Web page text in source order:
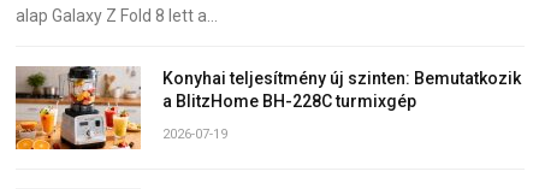
alap Galaxy Z Fold 8 lett a…
Konyhai teljesítmény új szinten: Bemutatkozik
a BlitzHome BH-228C turmixgép
2026-07-19